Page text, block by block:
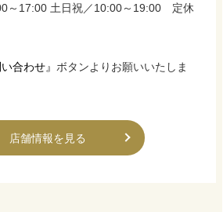
～17:00 土日祝／10:00～19:00 定休
い合わせ』 ボタンよりお願いいたしま
店舗情報を見る